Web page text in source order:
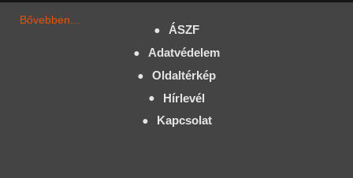
Bővebben...
ÁSZF
Adatvédelem
Oldaltérkép
Hírlevél
Kapcsolat